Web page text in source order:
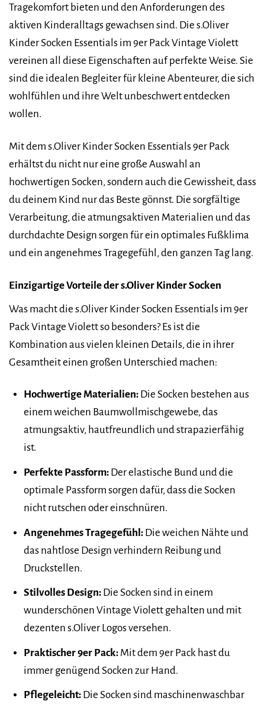
Tragekomfort bieten und den Anforderungen des
aktiven Kinderalltags gewachsen sind. Die s.Oliver
Kinder Socken Essentials im 9er Pack Vintage Violett
vereinen all diese Eigenschaften auf perfekte Weise. Sie
sind die idealen Begleiter für kleine Abenteurer, die sich
wohlfühlen und ihre Welt unbeschwert entdecken
wollen.
Mit dem s.Oliver Kinder Socken Essentials 9er Pack
erhältst du nicht nur eine große Auswahl an
hochwertigen Socken, sondern auch die Gewissheit, dass
du deinem Kind nur das Beste gönnst. Die sorgfältige
Verarbeitung, die atmungsaktiven Materialien und das
durchdachte Design sorgen für ein optimales Fußklima
und ein angenehmes Tragegefühl, den ganzen Tag lang.
Einzigartige Vorteile der s.Oliver Kinder Socken
Was macht die s.Oliver Kinder Socken Essentials im 9er
Pack Vintage Violett so besonders? Es ist die
Kombination aus vielen kleinen Details, die in ihrer
Gesamtheit einen großen Unterschied machen:
Hochwertige Materialien:Die Socken bestehen aus
einem weichen Baumwollmischgewebe, das
atmungsaktiv, hautfreundlich und strapazierfähig
ist.
Perfekte Passform:Der elastische Bund und die
optimale Passform sorgen dafür, dass die Socken
nicht rutschen oder einschnüren.
Angenehmes Tragegefühl:Die weichen Nähte und
das nahtlose Design verhindern Reibung und
Druckstellen.
Stilvolles Design:Die Socken sind in einem
wunderschönen Vintage Violett gehalten und mit
dezenten s.Oliver Logos versehen.
Praktischer 9er Pack:Mit dem 9er Pack hast du
immer genügend Socken zur Hand.
Pflegeleicht:Die Socken sind maschinenwaschbar